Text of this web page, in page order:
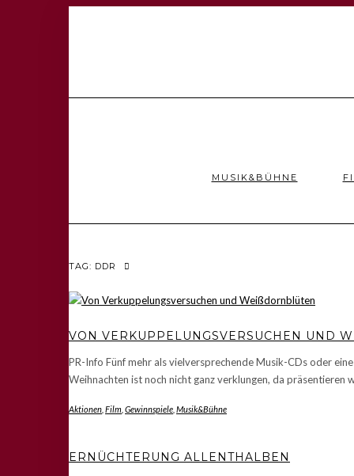
MUSIK&BÜHNE
TAG: DDR
VON VERKUPPELUNGSVERSUCHEN UND
PR-Info Fünf mehr als vielversprechende Musik-CDs oder
Weihnachten ist noch nicht ganz verklungen, da
Aktionen Film Gewinnspiele Musik&Bühne
ERNÜCHTERUNG ALLENTHALBEN